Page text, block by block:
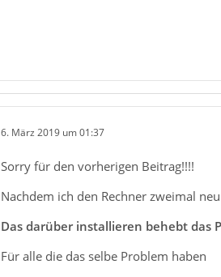
6. März 2019 um 01:37
Sorry für den vorherigen Beitrag!!!!
Nachdem ich den Rechner zweimal
Das darüber installieren behebt das
Für alle die das selbe Problem haben